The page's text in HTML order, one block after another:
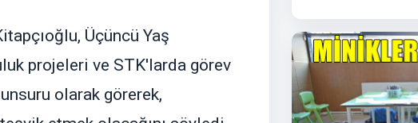
Üçüncü Yaş
projeleri ve STK'larda görev
olarak görerek,